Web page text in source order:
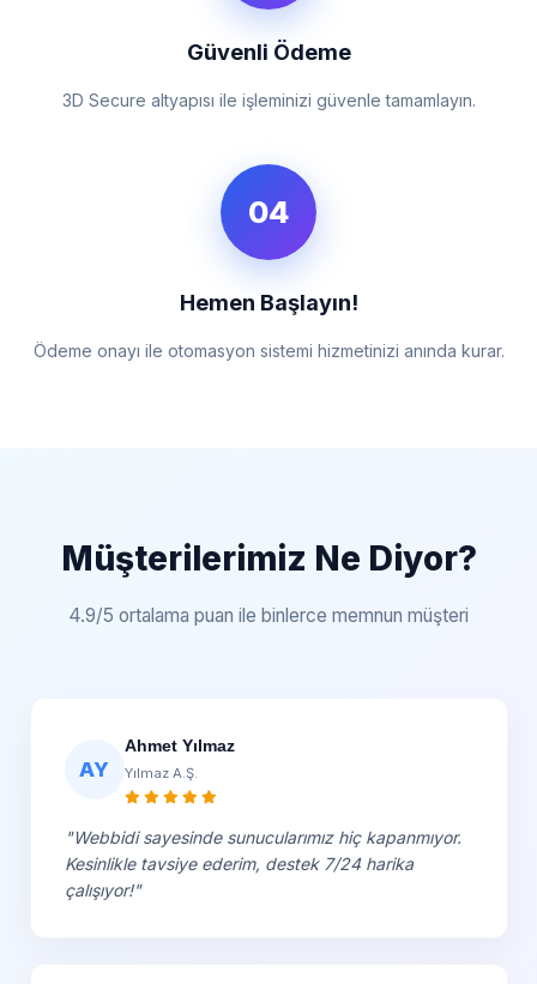
Güvenli Ödeme
3D Secure altyapısı ile işleminizi güvenle tamamlayın.
04
Hemen Başlayın!
Ödeme onayı ile otomasyon sistemi hizmetinizi anında kurar.
Müşterilerimiz Ne Diyor?
4.9/5 ortalama puan ile binlerce memnun müşteri
AY
Ahmet Yılmaz
Yılmaz A.Ş.
"Webbidi sayesinde sunucularımız hiç kapanmıyor.
Kesinlikle tavsiye ederim, destek 7/24 harika
çalışıyor!"